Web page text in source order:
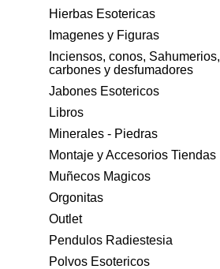
Hierbas Esotericas
Imagenes y Figuras
Inciensos, conos, Sahumerios,
carbones y desfumadores
Jabones Esotericos
Libros
Minerales - Piedras
Montaje y Accesorios Tiendas
Muñecos Magicos
Orgonitas
Outlet
Pendulos Radiestesia
Polvos Esotericos